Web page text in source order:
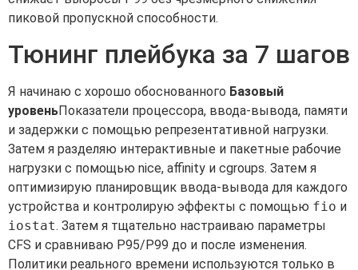
пиковой пропускной способности.
Тюнинг плейбука за 7 шагов
Я начинаю с хорошо обоснованного Базовый
уровеньПоказатели процессора, ввода-вывода, памяти
и задержки с помощью репрезентативной нагрузки.
Затем я разделяю интерактивные и пакетные рабочие
нагрузки с помощью nice, affinity и cgroups. Затем я
оптимизирую планировщик ввода-вывода для каждого
устройства и контролирую эффекты с помощью fio и
iostat. Затем я тщательно настраиваю параметры
CFS и сравниваю P95/P99 до и после изменения.
Политики реального времени используются только в